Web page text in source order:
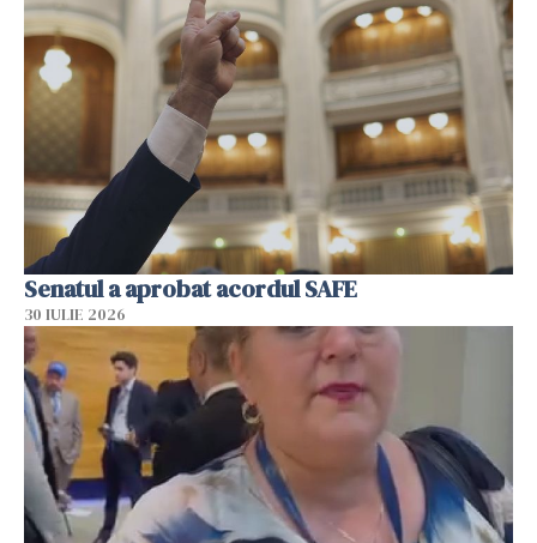
Senatul a aprobat acordul SAFE
30 IULIE 2026